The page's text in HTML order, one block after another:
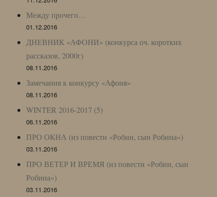
Между прочего…
01.12.2016
ДНЕВНИК «АФОНИ» (конкурса оч. коротких
рассказов, 2000г)
08.11.2016
Замечания к конкурсу «Афоня»
08.11.2016
WINTER 2016-2017 (5)
06.11.2016
ПРО ОКНА (из повести «Робин, сын Робина»)
03.11.2016
ПРО ВЕТЕР И ВРЕМЯ (из повести «Робин, сын
Робина»)
03.11.2016